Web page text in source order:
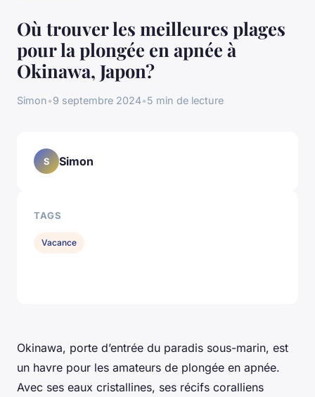
Où trouver les meilleures plages
pour la plongée en apnée à
Okinawa, Japon?
Simon•9 septembre 2024•5 min de lecture
Okinawa, porte d’entrée du paradis sous-marin, est
un havre pour les amateurs de plongée en apnée.
Avec ses eaux cristallines, ses récifs coralliens
S Simon
TAGS
Vacance